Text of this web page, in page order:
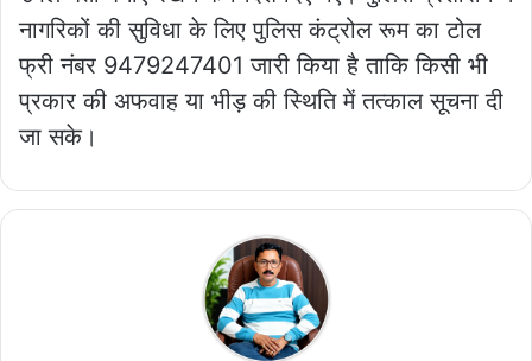
नागरिकों की सुविधा के लिए पुलिस कंट्रोल रूम का टोल
फ्री नंबर 9479247401 जारी किया है ताकि किसी भी
प्रकार की अफवाह या भीड़ की स्थिति में तत्काल सूचना दी
जा सके।